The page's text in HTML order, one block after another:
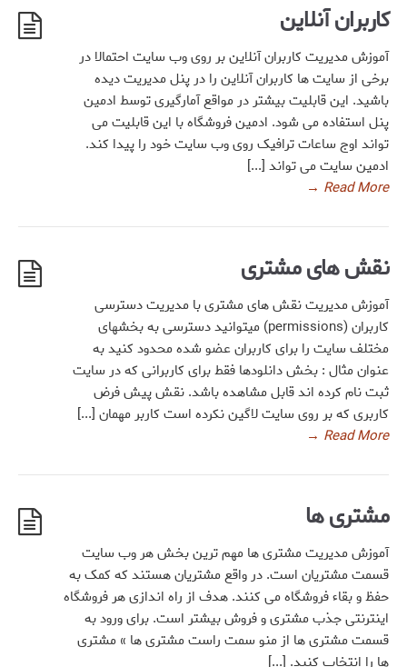
کاربران آنلاین
آموزش مدیریت کاربران آنلاین بر روی وب سایت احتمالا در
برخی از سایت ها کاربران آنلاین را در پنل مدیریت دیده
باشید. این قابلیت بیشتر در مواقع آمارگیری توسط ادمین
پنل استفاده می شود. ادمین فروشگاه با این قابلیت می
تواند اوج ساعات ترافیک روی وب سایت خود را پیدا کند.
ادمین سایت می تواند [...]
Read More
→
نقش های مشتری
آموزش مدیریت نقش های مشتری با مدیریت دسترسی
کاربران (permissions) میتوانید دسترسی به بخشهای
مختلف سایت را برای کاربران عضو شده محدود کنید به
عنوان مثال : بخش دانلودها فقط برای کاربرانی که در سایت
ثبت نام کرده اند قابل مشاهده باشد. نقش پیش فرض
کاربری که بر روی سایت لاگین نکرده است کاربر مهمان [...]
Read More
→
مشتری ها
آموزش مدیریت مشتری ها مهم ترین بخش هر وب سایت
قسمت مشتریان است. در واقع مشتریان هستند که کمک به
حفظ و بقاء فروشگاه می کنند. هدف از راه اندازی هر فروشگاه
اینترنتی جذب مشتری و فروش بیشتر است. برای ورود به
قسمت مشتری ها از منو سمت راست مشتری ها » مشتری
ها را انتخاب کنید. [...]